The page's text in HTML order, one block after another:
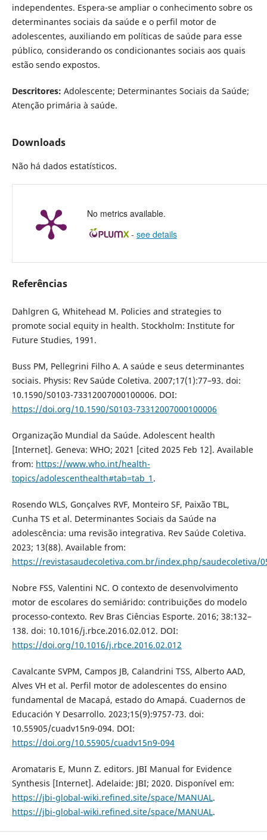
independentes. Espera-se ampliar o conhecimento sobre os
determinantes sociais da saúde e o perfil motor de
adolescentes, auxiliando em políticas de saúde para esse
público, considerando os condicionantes sociais aos quais
estão sendo expostos.
Descritores: Adolescente; Determinantes Sociais da Saúde;
Atenção primária à saúde.
Downloads
Não há dados estatísticos.
No metrics available.
- see details
Referências
Dahlgren G, Whitehead M. Policies and strategies to
promote social equity in health. Stockholm: Institute for
Future Studies, 1991.
Buss PM, Pellegrini Filho A. A saúde e seus determinantes
sociais. Physis: Rev Saúde Coletiva. 2007;17(1):77–93. doi:
10.1590/S0103-73312007000100006. DOI:
https://doi.org/10.1590/S0103-73312007000100006
Organização Mundial da Saúde. Adolescent health
[Internet]. Geneva: WHO; 2021 [cited 2025 Feb 12]. Available
from: https://www.who.int/health-
topics/adolescenthealth#tab=tab_1 .
Rosendo WLS, Gonçalves RVF, Monteiro SF, Paixão TBL,
Cunha TS et al. Determinantes Sociais da Saúde na
adolescência: uma revisão integrativa. Rev Saúde Coletiva.
2023; 13(88). Available from:
https://revistasaudecoletiva.com.br/index.php/saudecoletiva/
Nobre FSS, Valentini NC. O contexto de desenvolvimento
motor de escolares do semiárido: contribuições do modelo
processo-contexto. Rev Bras Ciências Esporte. 2016; 38:132–
138. doi: 10.1016/j.rbce.2016.02.012. DOI:
https://doi.org/10.1016/j.rbce.2016.02.012
Cavalcante SVPM, Campos JB, Calandrini TSS, Alberto AAD,
Alves VH et al. Perfil motor de adolescentes do ensino
fundamental de Macapá, estado do Amapá. Cuadernos de
Educación Y Desarrollo. 2023;15(9):9757-73. doi:
10.55905/cuadv15n9-094. DOI:
https://doi.org/10.55905/cuadv15n9-094
Aromataris E, Munn Z. editors. JBI Manual for Evidence
Synthesis [Internet]. Adelaide: JBI; 2020. Disponível em:
https://jbi-global-wiki.refined.site/space/MANUAL.
https://jbi-global-wiki.refined.site/space/MANUAL.